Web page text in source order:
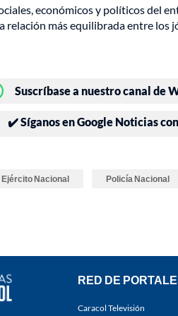
económicos y políticos del
relación más equilibrada entre los
Suscríbase a nuestro canal de
✔️ Síganos en Google Noticias
Ejército Nacional Policía Nacional
RED DE
Caracol Televisión